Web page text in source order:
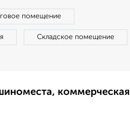
помещение
Складское помещение
коммерческая